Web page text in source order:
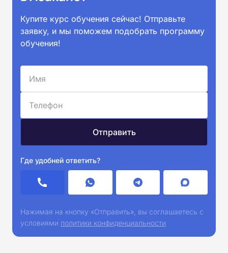
Купите курс обучения сейчас! Отправьте
заявку, и мы поможем подобрать программу
обучения!
Где удобней ответить?
Нажимая на кнопку «Отправить», вы соглашаетесь с
условиями политики конфиденциальности